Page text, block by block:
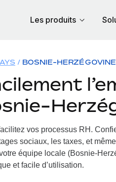
Les produits
BOSNIE-HERZÉGOVINE
vos processus RH.
sociaux, les taxes, et
équipe locale (Bosnie-
et facile d’utilisation.